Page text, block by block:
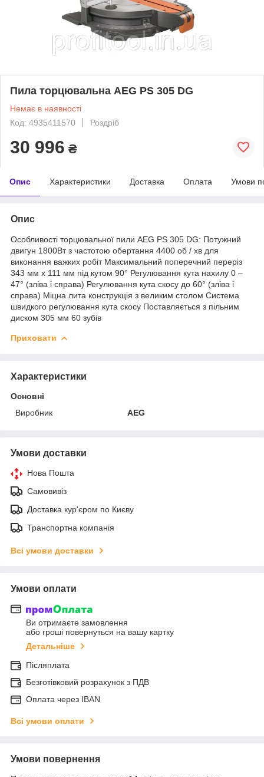
Пила торцювальна AEG PS 305 DG
Немає в наявності
Код: 4935411570
Роздріб
30 996 ₴
Опис Характеристики Доставка Оплата Умови
Опис
Особливості торцювальної пили AEG PS 305 DG: Потужний
двигун 1800Вт з частотою обертання 4400 об / хв для
виконання важких робіт Максимальний поперечний переріз
343 мм x 111 мм під кутом 90° Регулювання кута нахилу 0 –
47° (зліва і справа) Регулювання кута скосу до 60° (зліва і
справа) Міцна лита конструкція з великим столом Система
швидкого регулювання кута скосу Поставляється з пільним
диском 305 мм 60 зубів
Приховати
Характеристики
Основні
Виробник
AEG
Умови доставки
Нова Пошта
Самовивіз
Доставка кур'єром по Києву
Транспортна компанія
Всі умови доставки
Умови оплати
Ви отримаєте замовлення
або гроші повернуться на вашу картку
Детальніше
Післяплата
Безготівковий розрахунок з ПДВ
Оплата через IBAN
Всі умови оплати
Умови повернення